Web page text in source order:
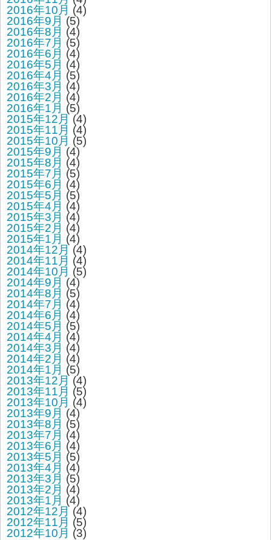
2016年10月 (4)
2016年9月 (5)
2016年8月 (4)
2016年7月 (5)
2016年6月 (4)
2016年5月 (4)
2016年4月 (5)
2016年3月 (4)
2016年2月 (4)
2016年1月 (5)
2015年12月 (4)
2015年11月 (4)
2015年10月 (5)
2015年9月 (4)
2015年8月 (4)
2015年7月 (5)
2015年6月 (4)
2015年5月 (5)
2015年4月 (4)
2015年3月 (4)
2015年2月 (4)
2015年1月 (4)
2014年12月 (4)
2014年11月 (4)
2014年10月 (5)
2014年9月 (4)
2014年8月 (5)
2014年7月 (4)
2014年6月 (4)
2014年5月 (5)
2014年4月 (4)
2014年3月 (4)
2014年2月 (4)
2014年1月 (5)
2013年12月 (4)
2013年11月 (5)
2013年10月 (4)
2013年9月 (4)
2013年8月 (5)
2013年7月 (4)
2013年6月 (4)
2013年5月 (5)
2013年4月 (4)
2013年3月 (5)
2013年2月 (4)
2013年1月 (4)
2012年12月 (4)
2012年11月 (5)
2012年10月 (3)